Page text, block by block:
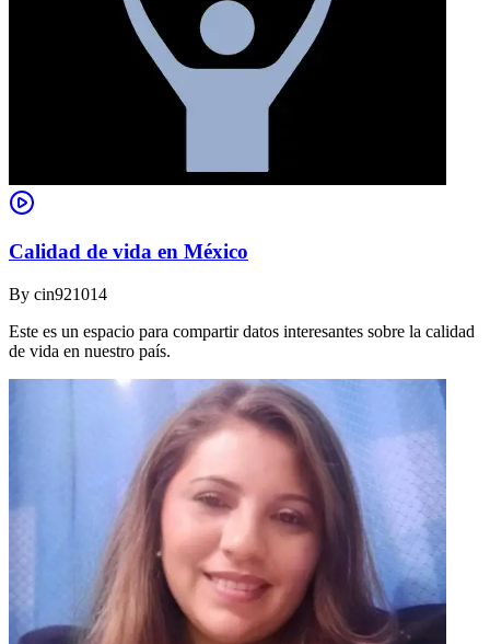
Calidad de vida en México
By cin921014
Este es un espacio para compartir datos interesantes sobre la calidad
de vida en nuestro país.